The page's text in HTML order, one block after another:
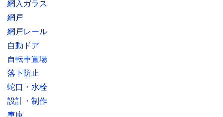
網入ガラス
網戸
網戸レール
自動ドア
自転車置場
落下防止
蛇口・水栓
設計・制作
車庫